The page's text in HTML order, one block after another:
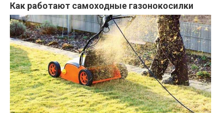
Как работают самоходные газонокосилки